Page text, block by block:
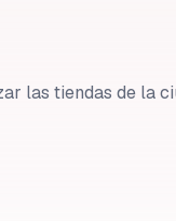
las tiendas de la